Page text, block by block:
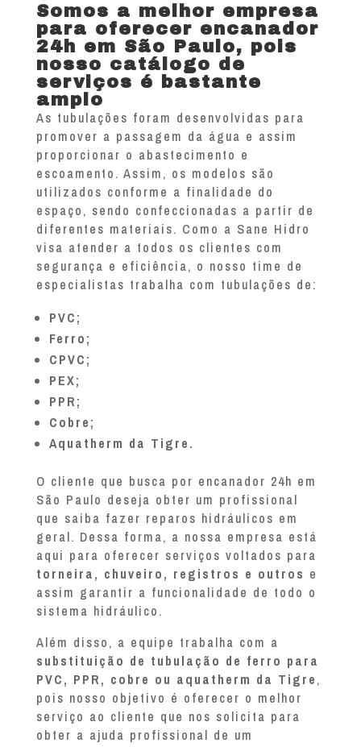
Somos a melhor empresa
para oferecer encanador
24h em São Paulo, pois
nosso catálogo de
serviços é bastante
amplo
As tubulações foram desenvolvidas para
promover a passagem da água e assim
proporcionar o abastecimento e
escoamento. Assim, os modelos são
utilizados conforme a finalidade do
espaço, sendo confeccionadas a partir de
diferentes materiais. Como a Sane Hidro
visa atender a todos os clientes com
segurança e eficiência, o nosso time de
especialistas trabalha com tubulações de:
PVC;
Ferro;
CPVC;
PEX;
PPR;
Cobre;
Aquatherm da Tigre.
O cliente que busca por encanador 24h em
São Paulo deseja obter um profissional
que saiba fazer reparos hidráulicos em
geral. Dessa forma, a nossa empresa está
aqui para oferecer serviços voltados para
torneira, chuveiro, registros e outros e
assim garantir a funcionalidade de todo o
sistema hidráulico.
Além disso, a equipe trabalha com a
substituição de tubulação de ferro para
PVC, PPR, cobre ou aquatherm da Tigre,
pois nosso objetivo é oferecer o melhor
serviço ao cliente que nos solicita para
obter a ajuda profissional de um